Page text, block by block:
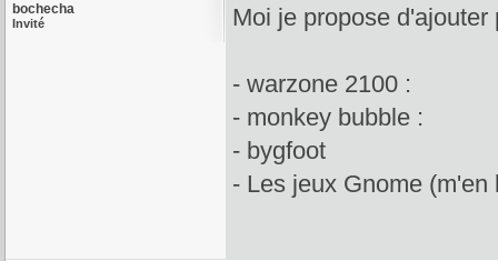
bochecha
Invité Moi je propose d'ajouter
- warzone 2100 :
- monkey bubble :
- bygfoot
- Les jeux Gnome